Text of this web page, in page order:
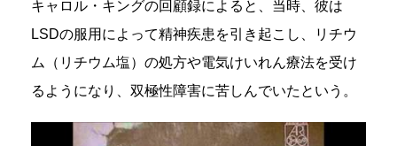
キャロル・キングの回顧録によると、当時、彼は
LSDの服用によって精神疾患を引き起こし、リチウ
ム（リチウム塩）の処方や電気けいれん療法を受け
るようになり、双極性障害に苦しんでいたという。